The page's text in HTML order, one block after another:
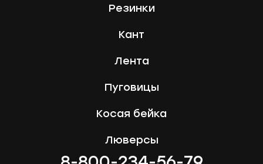
Резинки
Кант
Лента
Пуговицы
Косая бейка
Люверсы